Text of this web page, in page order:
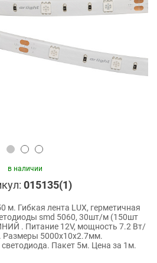
в наличии
015135(1)
м. Гибкая лента LUX, герметичная
smd 5060, 30шт/м (150шт
. Питание 12V, мощность 7.2 Вт/
Размеры 5000х10x2.7мм.
Пакет 5м. Цена за 1м.